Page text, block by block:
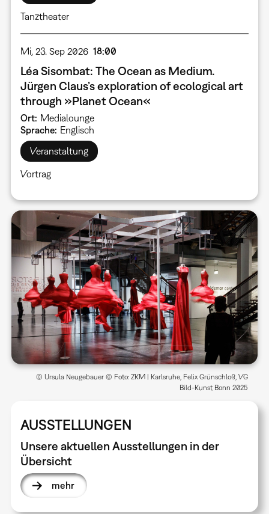
Tanztheater
Mi, 23. Sep 2026 18:00
Léa Sisombat: The Ocean as Medium.
Jürgen Claus’s exploration of ecological art
through »Planet Ocean«
Ort Medialounge
Sprache Englisch
Veranstaltung
Vortrag
AUSSTELLUNGEN
Unsere aktuellen Ausstellungen in der
Übersicht
mehr
© Ursula Neugebauer © Foto: ZKM | Karlsruhe, Felix Grünschloß, VG
Bild-Kunst Bonn 2025